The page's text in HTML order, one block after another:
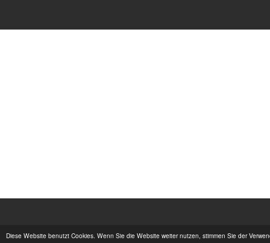
Diese Website benutzt Cookies. Wenn Sie die Website weiter nutzen, stimmen Sie der